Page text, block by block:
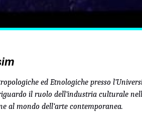
ed Etnologiche presso
il ruolo dell’industria culturale
al mondo dell’arte contemporanea.